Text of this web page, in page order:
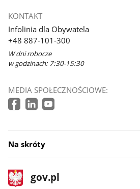
KONTAKT
Infolinia dla Obywatela
+48 887-101-300
W dni robocze
w godzinach: 7:30-15:30
MEDIA SPOŁECZNOŚCIOWE:
Na skróty
stopka
gov.pl
Strona
gov.pl